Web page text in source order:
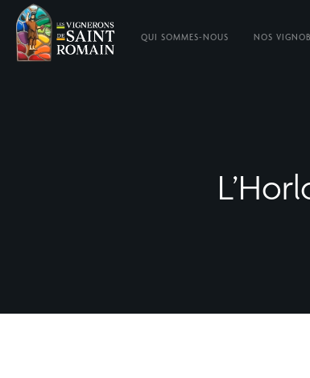
QUI SOMMES-NOUS NOS